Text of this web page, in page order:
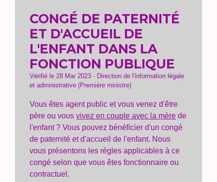
CONGÉ DE PATERNITÉ
ET D'ACCUEIL DE
L'ENFANT DANS LA
FONCTION PUBLIQUE
Vérifié le 28 Mar 2023 - Direction de l'information légale
et administrative (Première ministre)
Vous êtes agent public et vous venez d'être
père ou vousvivez en couple avec la mère de
l'enfant ? Vous pouvez bénéficier d'un congé
de paternité et d'accueil de l'enfant. Nous
vous présentons les règles applicables à ce
congé selon que vous êtes fonctionnaire ou
contractuel.